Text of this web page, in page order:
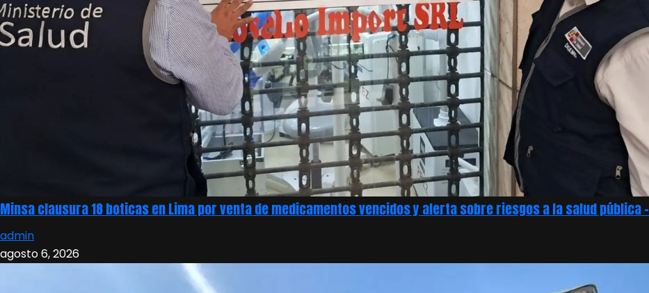
Minsa clausura 18 boticas en Lima por venta de medicamentos vencidos y alerta sobre riesgos a la salud pública –
admin
agosto 6, 2026